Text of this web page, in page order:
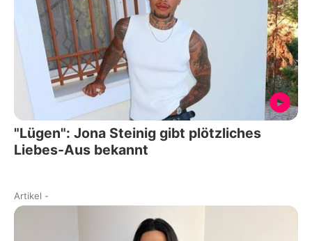
"Lügen": Jona Steinig gibt plötzliches
Liebes-Aus bekannt
Artikel -